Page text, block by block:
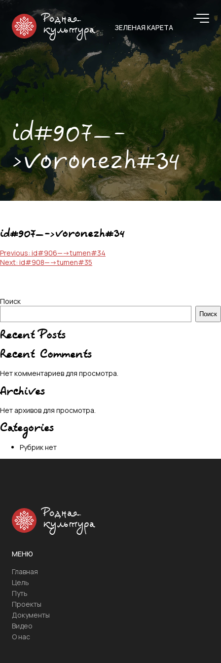
Родная
культура
ЗЕЛЕНАЯ КАРЕТА
id#907—-
>voronezh#34
id#907—->voronezh#34
Навигация
по
Previous: id#906—->tumen#34
Next: id#908—->tumen#35
Поиск
Поиск
Recent Posts
Recent Comments
Нет комментариев для просмотра.
Archives
Нет архивов для просмотра.
Categories
Рубрик нет
Родная
культура
МЕНЮ
Главная
Цель
Путь
Проекты
Документы
Видео
О нас